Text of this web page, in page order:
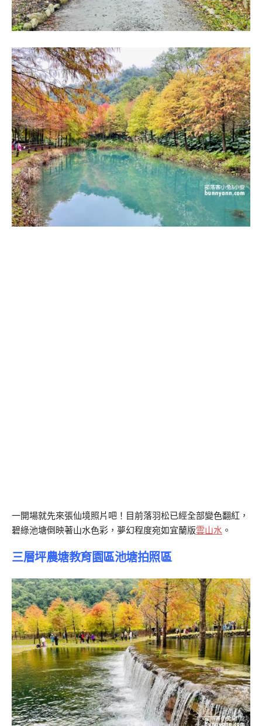
一開場就先來張仙境照片吧！目前落羽松已經全部變色翻紅，
碧綠池塘倒映著山水色彩，夢幻程度宛如宜蘭版雲山水 。
三層坪農塘教育園區池塘拍照區